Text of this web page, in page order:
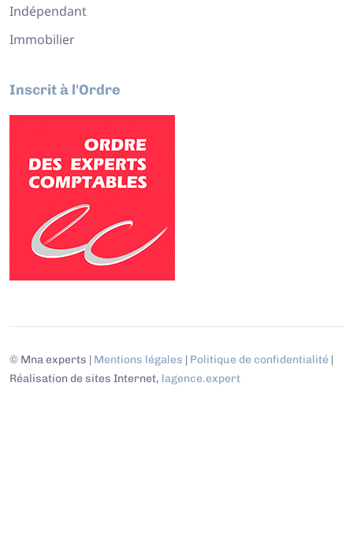
Indépendant
Immobilier
Inscrit à l'Ordre
© Mna experts | Mentions légales | Politique de confidentialité |
Réalisation de sites Internet, lagence.expert